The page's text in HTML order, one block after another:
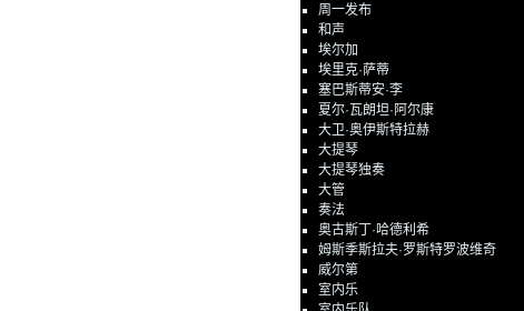
周一发布
和声
埃尔加
埃里克·萨蒂
塞巴斯蒂安·李
夏尔·瓦朗坦·阿尔康
大卫·奥伊斯特拉赫
大提琴
大提琴独奏
大管
奏法
奥古斯丁·哈德利希
姆斯季斯拉夫·罗斯特罗波维奇
威尔第
室内乐